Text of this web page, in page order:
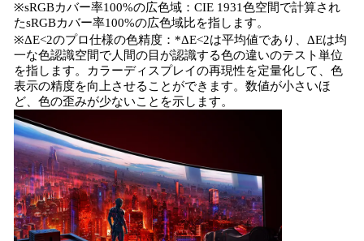
※sRGBカバー率100%の広色域：CIE 1931色空間で計算され
たsRGBカバー率100%の広色域比を指します。
※ΔE<2のプロ仕様の色精度：*ΔE<2は平均値であり、ΔEは均
一な色認識空間で人間の目が認識する色の違いのテスト単位
を指します。カラーディスプレイの再現性を定量化して、色
表示の精度を向上させることができます。数値が小さいほ
ど、色の歪みが少ないことを示します。